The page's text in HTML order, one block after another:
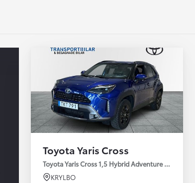
Toyota Yaris Cross
Toyota Yaris Cross 1,5 Hybrid Adventure Drag V-
KRYLBO